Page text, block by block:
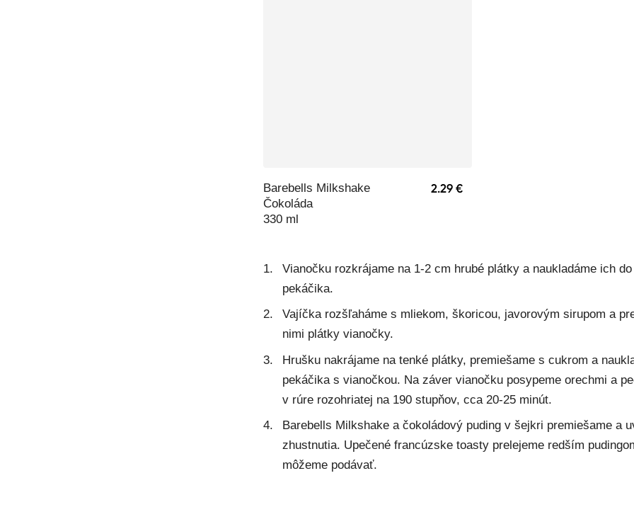
Barebells Milkshake
Čokoláda
330 ml
2.29 €
Vianočku rozkrájame na 1-2 cm hrubé plátky a naukladáme ich
pekáčika.
Vajíčka rozšľaháme s mliekom, škoricou, javorovým sirupom a
nimi plátky vianočky.
Hrušku nakrájame na tenké plátky, premiešame s cukrom a
pekáčika s vianočkou. Na záver vianočku posypeme orechmi a
v rúre rozohriatej na 190 stupňov, cca 20-25 minút.
Barebells Milkshake a čokoládový puding v šejkri premiešame a
zhustnutia. Upečené francúzske toasty prelejeme redším
môžeme podávať.